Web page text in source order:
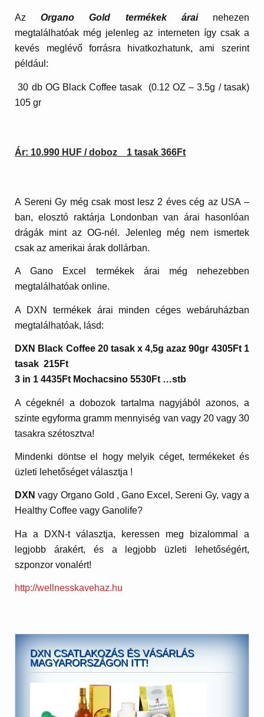
AzOrgano Gold termékek árai
nehezen
megtalálhatóak még jelenleg az interneten így csak a
kevés meglévő forrásra hivatkozhatunk, ami szerint
például:
30 db OG Black Coffee tasak (0.12 OZ – 3.5g / tasak)
105 gr
Ár: 10.990 HUF / doboz 1 tasak 366Ft
A Sereni Gy még csak most lesz 2 éves cég az USA –
ban, elosztó raktárja Londonban van árai hasonlóan
drágák mint az OG-nél. Jelenleg még nem ismertek
csak az amerikai árak dollárban.
AGano Excel termékek árai még nehezebben
megtalálhatóak online.
A DXN termékek árai minden céges webáruházban
megtalálhatóak, lásd:
DXN Black Coffee20 tasak x 4,5g azaz 90gr 4305Ft 1
tasak 215Ft
3 in 1 4435Ft Mochacsino 5530Ft …stb
A cégeknél a dobozok tartalma nagyjából azonos, a
szinte egyforma gramm mennyiség van vagy 20 vagy 30
tasakra szétosztva!
Mindenki döntse el hogy melyik céget, termékeket és
üzleti lehetőséget választja !
DXN vagy Organo Gold , Gano Excel, Sereni Gy, vagy a
Healthy Coffee vagy Ganolife?
Ha a DXN-t választja, keressen meg bizalommal a
legjobb árakért, és a legjobb üzleti lehetőségért,
szponzor vonalért!
http://wellnesskavehaz.hu
DXN CSATLAKOZÁS ÉS VÁSÁRLÁS
MAGYARORSZÁGON ITT!